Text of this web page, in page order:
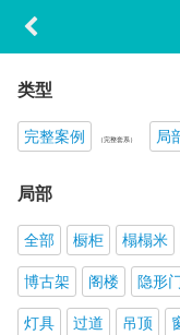
类型
完整案例 （完整套系） 局
局部
全部 橱柜 榻榻米
博古架
阁楼 隐形
灯具
过道 吊顶